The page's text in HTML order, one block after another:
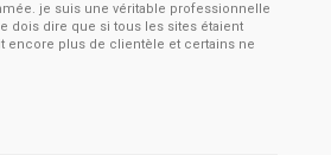
je suis une véritable professionnelle
dois dire que si tous les sites étaient
encore plus de clientèle et certains ne